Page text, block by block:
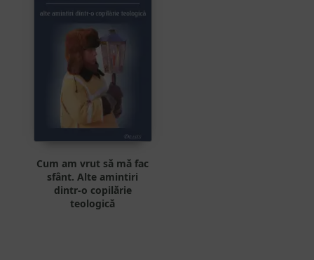
Cum am vrut să mă fac
sfânt. Alte amintiri
dintr-o copilărie
teologică